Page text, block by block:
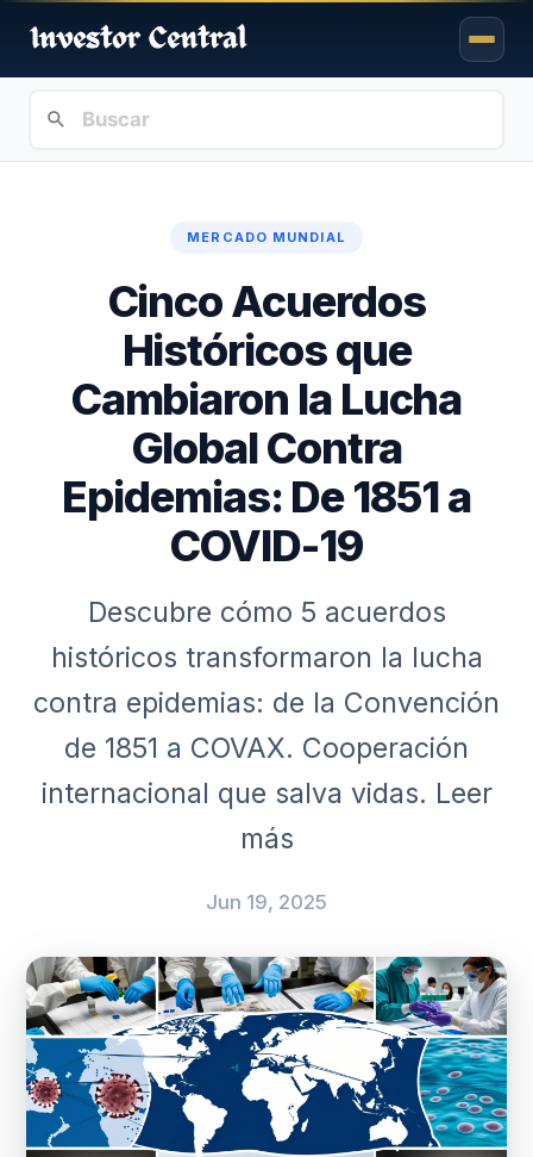
MERCADO MUNDIAL
Cinco Acuerdos
Históricos que
Cambiaron la Lucha
Global Contra
Epidemias: De 1851 a
COVID-19
Descubre cómo 5 acuerdos
históricos transformaron la lucha
contra epidemias: de la Convención
de 1851 a COVAX. Cooperación
internacional que salva vidas. Leer
más
Jun 19, 2025